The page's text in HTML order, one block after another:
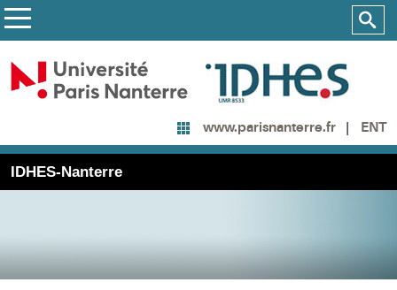
www.parisnanterre.fr ENT
IDHES-Nanterre